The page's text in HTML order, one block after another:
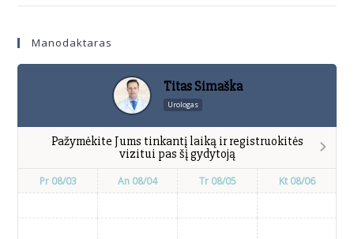
Manodaktaras
Titas Simaška
Urologas
Pažymėkite Jums tinkantį laiką ir registruokitės
vizitui pas šį gydytoją
Pr 08/03 An 08/04 Tr 08/05 Kt 08/06